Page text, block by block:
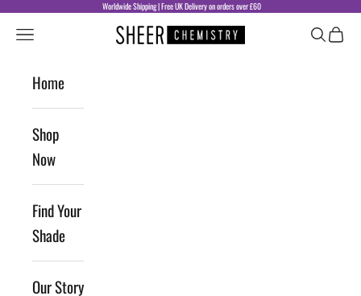
Skip to content Worldwide Shipping | Free UK Delivery on orders over £60
Sheer Chemistry
Navigation menu Search
Cart
Home
Shop
Now
Find Your
Shade
Our Story